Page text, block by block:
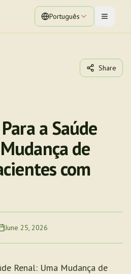
Português Toggle
Share
a Saúde
de
com
June 25, 2026
Renal: Uma Mudança de